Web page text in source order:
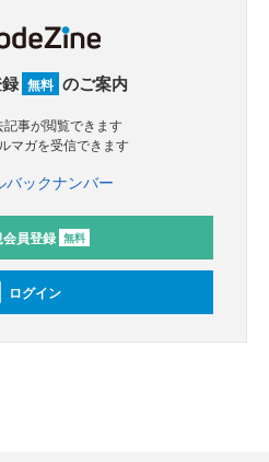
無料 のご案内
記事が閲覧できます
マガを受信できます
バックナンバー
会員登録 無料
ログイン